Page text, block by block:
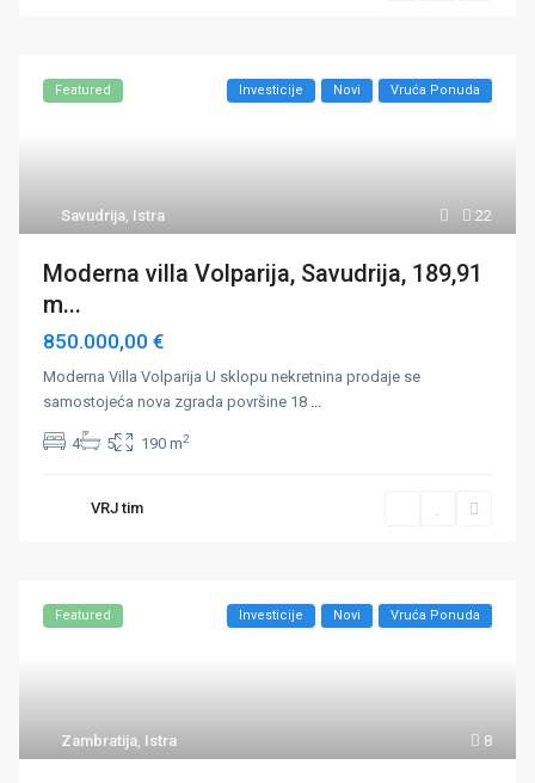
22
Savudrija, Istra
Featured Investicije Novi Vruća Ponuda
Moderna villa Volparija, Savudrija, 189,91
m...
850.000,00 €
Moderna Villa Volparija U sklopu nekretnina prodaje se
samostojeća nova zgrada površine 18 ...
4 5 190 m2
VRJ tim
8
Zambratija, Istra
Featured Investicije Novi Vruća Ponuda